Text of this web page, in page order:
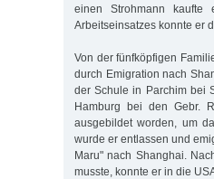
einen Strohmann kaufte
Arbeitseinsatzes konnte er
Von der fünfköpfigen
durch Emigration nach
der Schule in Parchim bei
Hamburg bei den Gebr.
ausgebildet worden, um
wurde er entlassen und
Maru" nach Shanghai.
musste, konnte er in die